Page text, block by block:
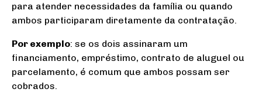
para atender necessidades da família ou quando
ambos participaram diretamente da contratação.
Por exemplo: se os dois assinaram um
financiamento, empréstimo, contrato de aluguel ou
parcelamento, é comum que ambos possam ser
cobrados.